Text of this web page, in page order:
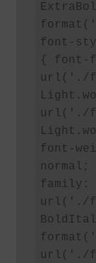
font-
{ font-
url('./
url('./
font-
family:
url('./
url('./